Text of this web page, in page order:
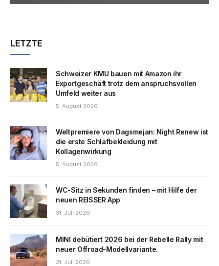
LETZTE
Schweizer KMU bauen mit Amazon ihr
Exportgeschäft trotz dem anspruchsvollen
Umfeld weiter aus
5. August 2026
Weltpremiere von Dagsmejan: Night Renew ist
die erste Schlafbekleidung mit
Kollagenwirkung
5. August 2026
WC-Sitz in Sekunden finden – mit Hilfe der
neuen REISSER App
31. Juli 2026
MINI debütiert 2026 bei der Rebelle Rally mit
neuer Offroad-Modellvariante.
31. Juli 2026